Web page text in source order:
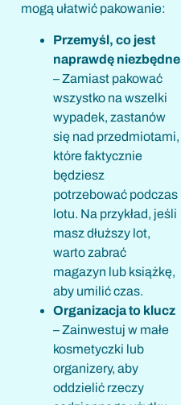
mogą ułatwić pakowanie:
Przemyśl, co jest
naprawdę niezbędne
– Zamiast pakować
wszystko na wszelki
wypadek, zastanów
się nad przedmiotami,
które faktycznie
będziesz
potrzebować podczas
lotu. Na przykład, jeśli
masz dłuższy lot,
warto zabrać
magazyn lub książkę,
aby umilić czas.
Organizacja to klucz
– Zainwestuj w małe
kosmetyczki lub
organizery, aby
oddzielić rzeczy